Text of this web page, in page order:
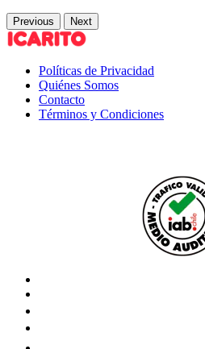
Previous Next
Políticas de Privacidad
Quiénes Somos
Contacto
Términos y Condiciones